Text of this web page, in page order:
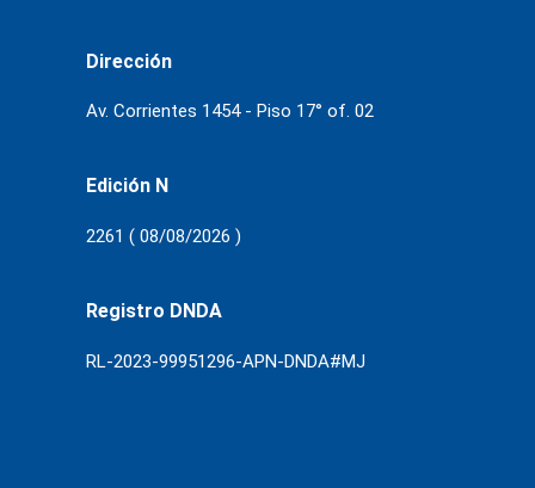
Dirección
Av. Corrientes 1454 - Piso 17° of. 02
Edición N
2261 ( 08/08/2026 )
Registro DNDA
RL-2023-99951296-APN-DNDA#MJ